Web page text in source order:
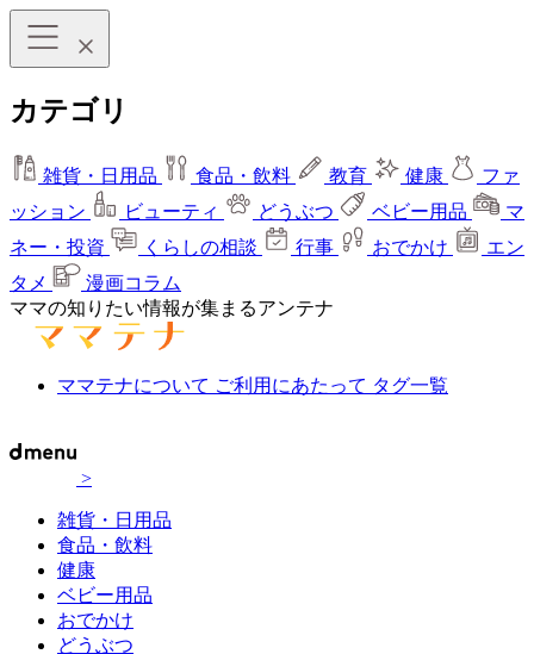
カテゴリ
雑貨・日用品 食品・飲料 教育 健康
ファ
ッション
ビューティ どうぶつ ベビー用品
マ
ネー・投資
くらしの相談 行事 おでかけ
エン
タメ
漫画コラム
ママの知りたい情報が集まるアンテナ
ママテナについて ご利用にあたって タグ一覧
>
雑貨・日用品
食品・飲料
健康
ベビー用品
おでかけ
どうぶつ